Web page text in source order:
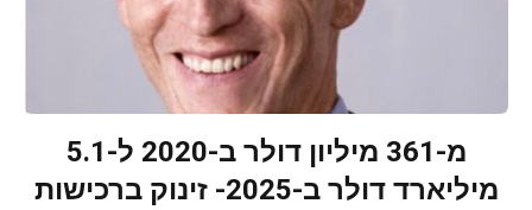
מ-361 מיליון דולר ב-2020 ל-5.1
מיליארד דולר ב-2025- זינוק ברכישות